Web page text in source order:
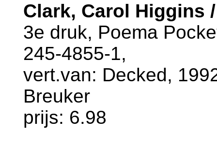
Clark, Carol Higgins
3e druk, Poema
245-4855-1,
vert.van: Decked,
Breuker
prijs: 6.98